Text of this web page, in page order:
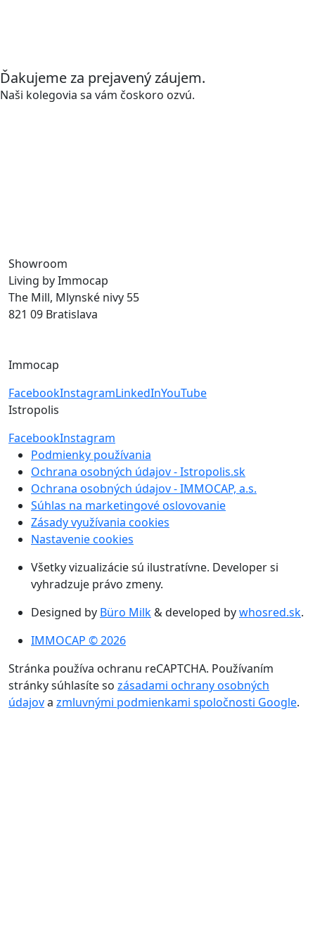
Ďakujeme za prejavený záujem.
Naši kolegovia sa vám čoskoro ozvú.
Showroom
Living by Immocap
The Mill, Mlynské nivy 55
821 09 Bratislava
Immocap
FacebookInstagramLinkedInYouTube
Istropolis
FacebookInstagram
Podmienky používania
Ochrana osobných údajov - Istropolis.sk
Ochrana osobných údajov - IMMOCAP, a.s.
Súhlas na marketingové oslovovanie
Zásady využívania cookies
Nastavenie cookies
Všetky vizualizácie sú ilustratívne. Developer si
vyhradzuje právo zmeny.
Designed by Büro Milk& developed bywhosred.sk.
IMMOCAP © 2026
Stránka používa ochranu reCAPTCHA. Používaním
stránky súhlasíte so zásadami ochrany osobných
údajova zmluvnými podmienkami spoločnosti Google.